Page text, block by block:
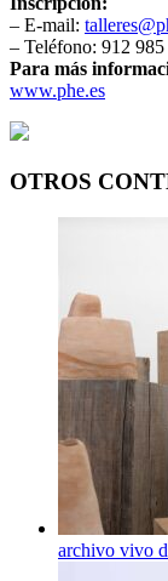
– E-mail:
– Teléfono: 912
Para más
www.phe.es
OTROS
archivo vivo